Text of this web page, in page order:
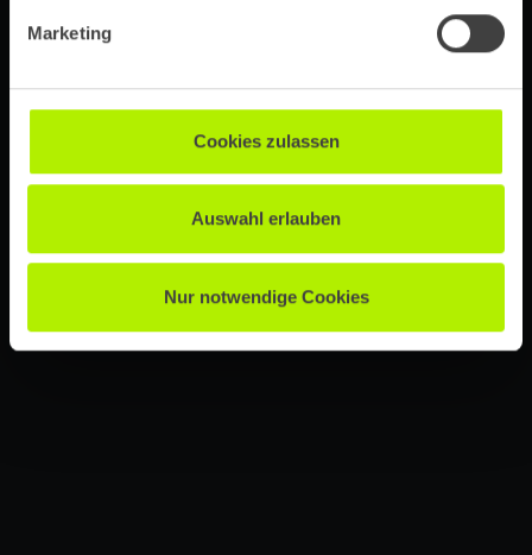
Marketing
Cookies zulassen
Auswahl erlauben
Nur notwendige Cookies